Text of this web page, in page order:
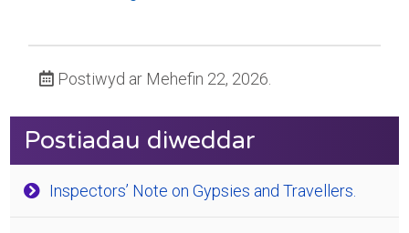
Postiwyd ar Mehefin 22, 2026.
Postiadau diweddar
Inspectors’ Note on Gypsies and Travellers.